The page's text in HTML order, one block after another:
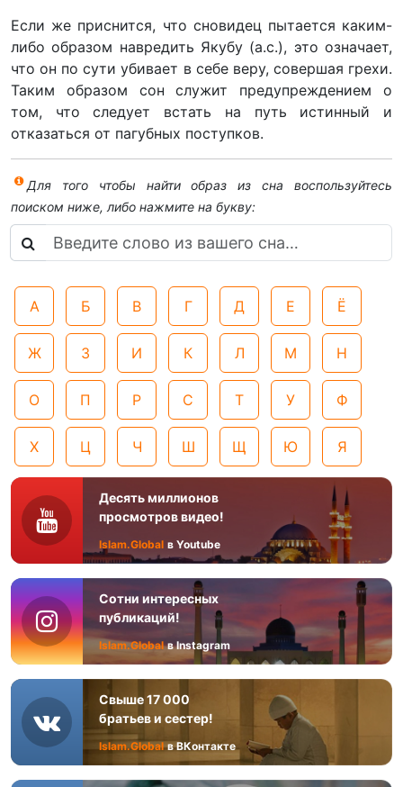
Если же приснится, что сновидец пытается каким-
либо образом навредить Якубу (а.с.), это означает,
что он по сути убивает в себе веру, совершая грехи.
Таким образом сон служит предупреждением о
том, что следует встать на путь истинный и
отказаться от пагубных поступков.
Для того чтобы найти образ из сна воспользуйтесь
поиском ниже, либо нажмите на букву:
А Б В Г Д Е Ё
Ж З И К Л М Н
О П Р С Т У Ф
Х Ц Ч Ш Щ Ю Я
Десять миллионов
просмотров видео!
Islam.Global в Youtube
Сотни интересных
публикаций!
Islam.Global в Instagram
Свыше 17 000
братьев и сестер!
Islam.Global в ВКонтакте